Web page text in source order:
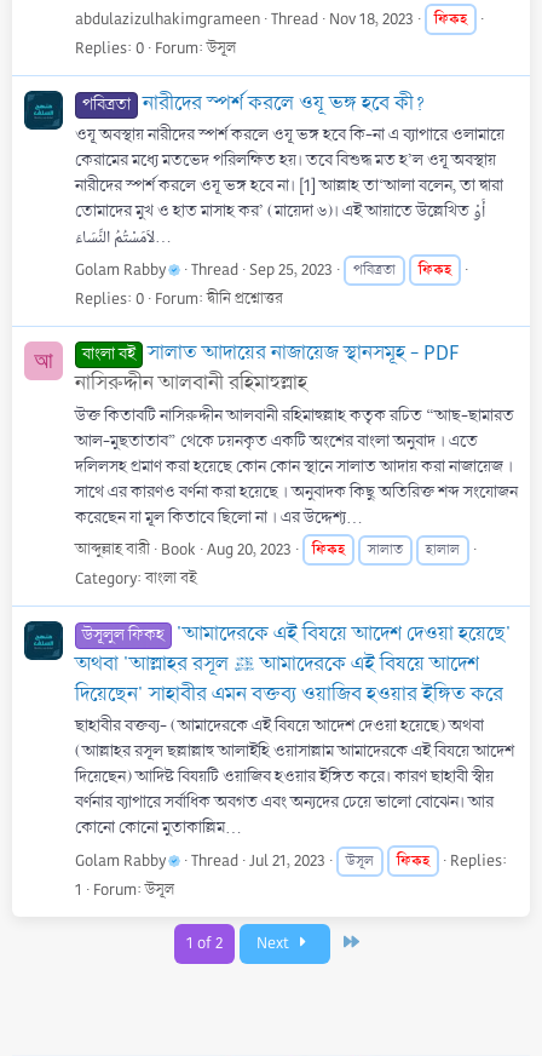
abdulazizulhakimgrameen Thread Nov 18, 2023
ফিকহ
Replies: 0 Forum:উসূল
পবিত্রতা নারীদের স্পর্শ করলে ওযূ ভঙ্গ হবে কী?
ওযূ অবস্থায় নারীদের স্পর্শ করলে ওযূ ভঙ্গ হবে কি-না এ ব্যাপারে ওলামায়ে
কেরামের মধ্যে মতভেদ পরিলক্ষিত হয়। তবে বিশুদ্ধ মত হ’ল ওযূ অবস্থায়
নারীদের স্পর্শ করলে ওযূ ভঙ্গ হবে না। [1] আল্লাহ তা‘আলা বলেন, তা দ্বারা
তোমাদের মুখ ও হাত মাসাহ কর’ (মায়েদা ৬)। এই আয়াতে উল্লেখিত أَوْ
لاَمَسْتُمُ النِّسَاءَ...
Golam Rabby Thread Sep 25, 2023 পবিত্রতা
ফিকহ
Replies: 0 Forum:দ্বীনি প্রশ্নোত্তর
আ বাংলা বই সালাত আদায়ের নাজায়েজ স্থানসমূহ - PDF
নাসিরুদ্দীন আলবানী রহিমাহুল্লাহ
উক্ত কিতাবটি নাসিরুদ্দীন আলবানী রহিমাহুল্লাহ কতৃক রচিত “আছ-ছামারত
আল-মুছতাতাব” থেকে চয়নকৃত একটি অংশের বাংলা অনুবাদ । এতে
দলিলসহ প্রমাণ করা হয়েছে কোন কোন স্থানে সালাত আদায় করা নাজায়েজ ।
সাথে এর কারণও বর্ণনা করা হয়েছে । অনুবাদক কিছু অতিরিক্ত শব্দ সংযোজন
করেছেন যা মূল কিতাবে ছিলো না । এর উদ্দেশ্য...
আব্দুল্লাহ বারী Book Aug 20, 2023 ফিকহ সালাত হালাল
Category:বাংলা বই
উসূলুল ফিকহ 'আমাদেরকে এই বিষয়ে আদেশ দেওয়া হয়েছে'
অথবা 'আল্লাহর রসূল ﷺ আমাদেরকে এই বিষয়ে আদেশ
দিয়েছেন' সাহাবীর এমন বক্তব্য ওয়াজিব হওয়ার ইঙ্গিত করে
ছাহাবীর বক্তব্য- (আমাদেরকে এই বিষয়ে আদেশ দেওয়া হয়েছে) অথবা
(আল্লাহর রসূল ছল্লাল্লাহু আলাইহি ওয়াসাল্লাম আমাদেরকে এই বিষয়ে আদেশ
দিয়েছেন) আদিষ্ট বিষয়টি ওয়াজিব হওয়ার ইঙ্গিত করে। কারণ ছাহাবী স্বীয়
বর্ণনার ব্যাপারে সর্বাধিক অবগত এবং অন্যদের চেয়ে ভালো বোঝেন। আর
কোনো কোনো মুতাকাল্লিম...
Golam Rabby Thread Jul 21, 2023 উসূল ফিকহ
Replies:
1
Forum:উসূল
1 of 2 Next